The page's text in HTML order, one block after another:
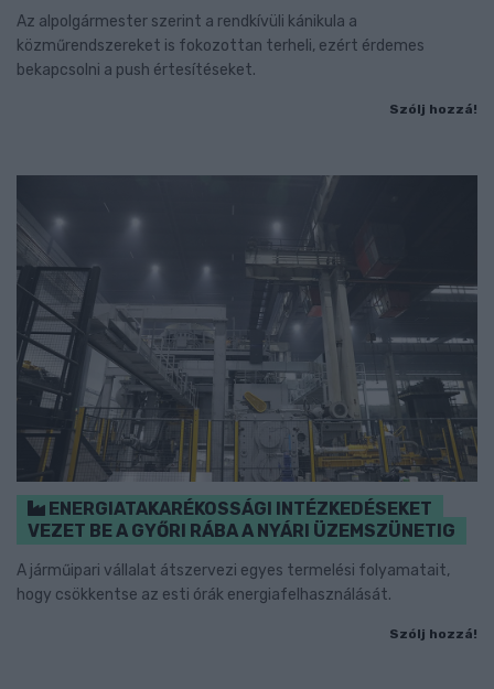
Az alpolgármester szerint a rendkívüli kánikula a
közműrendszereket is fokozottan terheli, ezért érdemes
bekapcsolni a push értesítéseket.
Szólj hozzá!
ENERGIATAKARÉKOSSÁGI INTÉZKEDÉSEKET
VEZET BE A GYŐRI RÁBA A NYÁRI ÜZEMSZÜNETIG
A járműipari vállalat átszervezi egyes termelési folyamatait,
hogy csökkentse az esti órák energiafelhasználását.
Szólj hozzá!